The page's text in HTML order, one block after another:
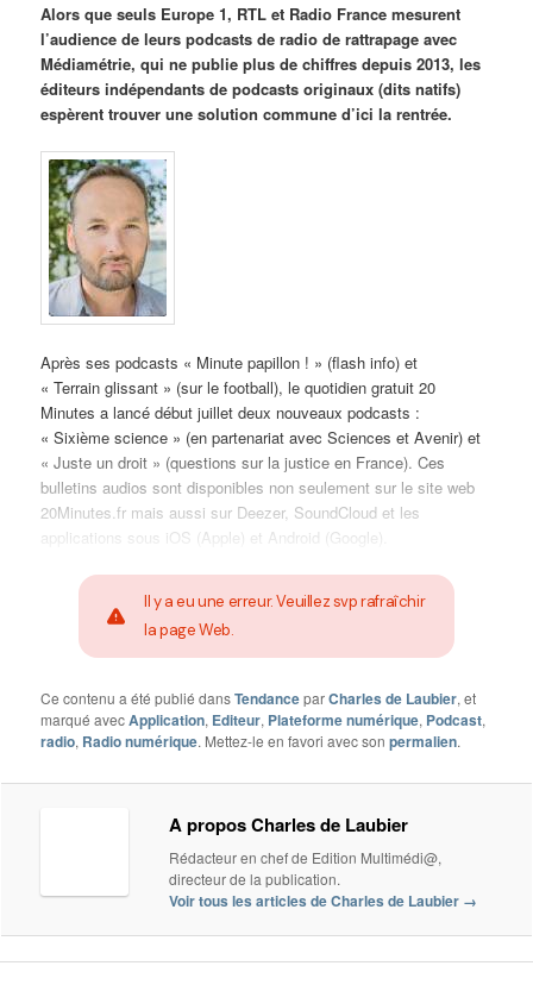
Alors que seuls Europe 1, RTL et Radio France mesurent
l’audience de leurs podcasts de radio de rattrapage avec
Médiamétrie, qui ne publie plus de chiffres depuis 2013, les
éditeurs indépendants de podcasts originaux (dits natifs)
espèrent trouver une solution commune d’ici la rentrée.
Après ses podcasts « Minute papillon ! » (flash info) et
« Terrain glissant » (sur le football), le quotidien gratuit 20
Minutes a lancé début juillet deux nouveaux podcasts :
« Sixième science » (en partenariat avec Sciences et Avenir) et
« Juste un droit » (questions sur la justice en France). Ces
bulletins audios sont disponibles non seulement sur le site web
20Minutes.fr mais aussi sur Deezer, SoundCloud et les
applications sous iOS (Apple) et Android (Google).
Il y a eu une erreur. Veuillez svp rafraîchir
la page Web.
Ce contenu a été publié dansTendanceparCharles de Laubier, et
marqué avecApplication, Editeur, Plateforme numérique, Podcast,
radio, Radio numérique. Mettez-le en favori avec sonpermalien.
A propos Charles de Laubier
Rédacteur en chef de Edition Multimédi@,
directeur de la publication.
Voir tous les articles de Charles de Laubier →